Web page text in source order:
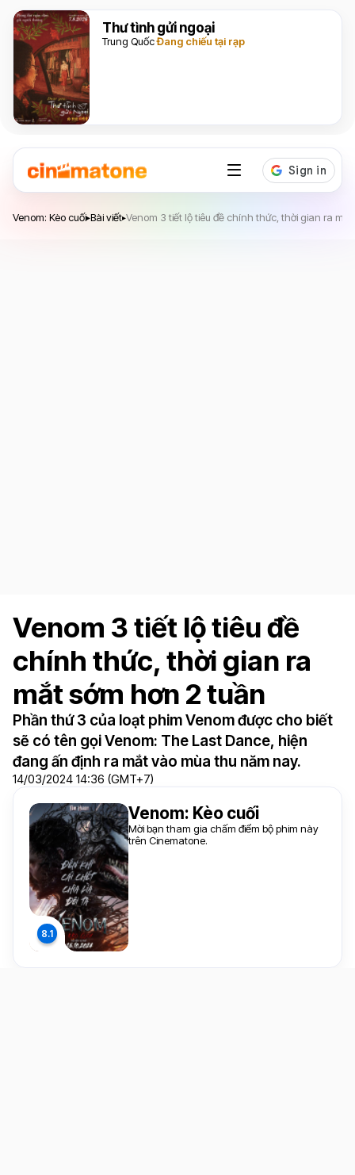
Thư tình gửi ngoại
Trung QuốcĐang chiếu tại rạp
Venom: Kèo cuối▸Bài viết▸Venom 3 tiết lộ tiêu đề chính thức, thời gian ra
Venom 3 tiết lộ tiêu đề
chính thức, thời gian ra
mắt sớm hơn 2 tuần
Phần thứ 3 của loạt phim Venom được cho biết
sẽ có tên gọi Venom: The Last Dance, hiện
đang ấn định ra mắt vào mùa thu năm nay.
14/03/2024 14:36 (GMT+7)
Venom: Kèo cuối
Mời bạn tham gia chấm điểm bộ phim này
trên Cinematone.